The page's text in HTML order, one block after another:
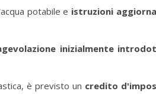
potabile e istruzioni
inizialmente
è previsto un credito